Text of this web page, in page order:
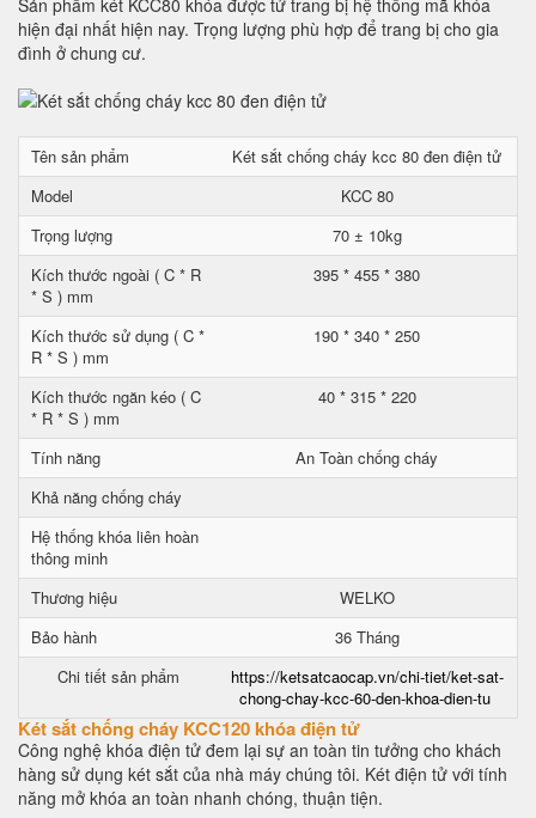
Sản phẩm két KCC80 khóa được tử trang bị hệ thống mã khóa
hiện đại nhất hiện nay. Trọng lượng phù hợp để trang bị cho gia
đình ở chung cư.
Tên sản phẩm
Két sắt chống cháy kcc 80 đen điện tử
Model
KCC 80
Trọng lượng
70 ± 10kg
Kích thước ngoài ( C * R
* S ) mm
395 * 455 * 380
Kích thước sử dụng ( C *
R * S ) mm
190 * 340 * 250
Kích thước ngăn kéo ( C
* R * S ) mm
40 * 315 * 220
Tính năng
An Toàn chống cháy
Khả năng chống cháy
Hệ thống khóa liên hoàn
thông minh
Thương hiệu
WELKO
Bảo hành
36 Tháng
Chi tiết sản phẩm
https://ketsatcaocap.vn/chi-tiet/ket-sat-
chong-chay-kcc-60-den-khoa-dien-tu
Két sắt chống cháy KCC120 khóa điện tử
Công nghệ khóa điện tử đem lại sự an toàn tin tưởng cho khách
hàng sử dụng két sắt của nhà máy chúng tôi. Két điện tử với tính
năng mở khóa an toàn nhanh chóng, thuận tiện.